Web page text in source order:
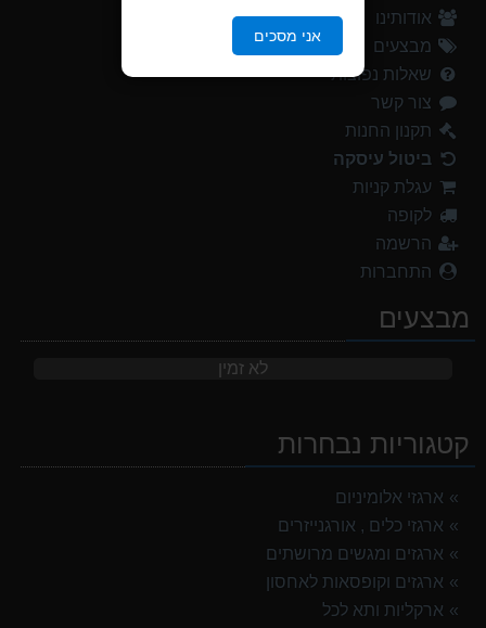
אני מסכים
אודותינו
מבצעים
שאלות נפוצות
צור קשר
תקנון החנות
ביטול עיסקה
עגלת קניות
לקופה
הרשמה
התחברות
מבצעים
לא זמין
קטגוריות נבחרות
ארגזי אלומיניום
ארגזי כלים , אורגנייזרים
ארגזים ומגשים מרושתים
ארגזים וקופסאות לאחסון
ארקליות ותא לכל